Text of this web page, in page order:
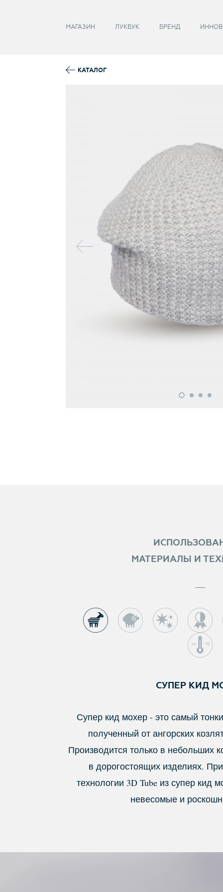
МАГАЗИН ЛУКБУК БРЕНД
КАТАЛОГ
МАТЕРИАЛЫ И
СУПЕР КИД
Супер кид мохер - это самый
полученный от ангорских
Производится только в небольших
в дорогостоящих изделиях.
технологии 3D Tube из супер кид
невесомые и